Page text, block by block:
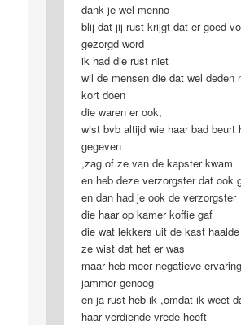
dank je wel menno
blij dat jij rust krijgt dat er goed
gezorgd word
ik had die rust niet
wil de mensen die dat wel deden
kort doen
die waren er ook,
wist bvb altijd wie haar bad beurt
gegeven
,zag of ze van de kapster kwam
en heb deze verzorgster dat ook
en dan had je ook de verzorgster
die haar op kamer koffie gaf
die wat lekkers uit de kast
ze wist dat het er was
maar heb meer negatieve
jammer genoeg
en ja rust heb ik ,omdat ik weet
haar verdiende vrede heeft